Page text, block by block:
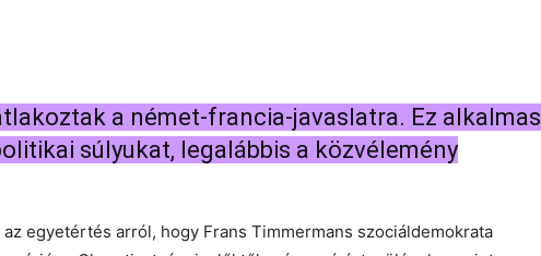
a német-francia-javaslatra. Ez alkalmas
súlyukat, legalábbis a közvélemény
egyetértés arról, hogy Frans Timmermans szociáldemokrata